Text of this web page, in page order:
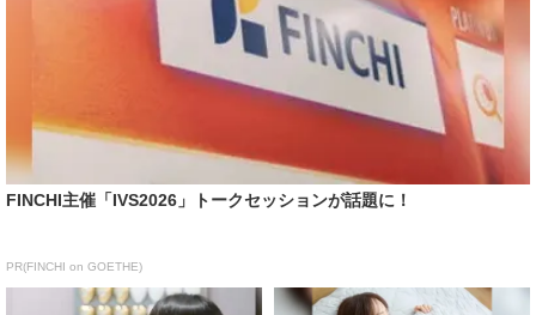
FINCHI主催「IVS2026」トークセッションが話題に！
PR(FINCHI on GOETHE)